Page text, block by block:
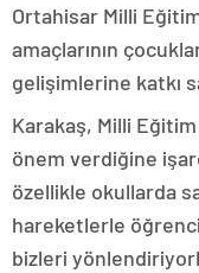
Ortahisar Milli
amaçlarının
gelişimlerine katkı
Karakaş, Milli
önem verdiğine
özellikle okullarda
hareketlerle
bizleri